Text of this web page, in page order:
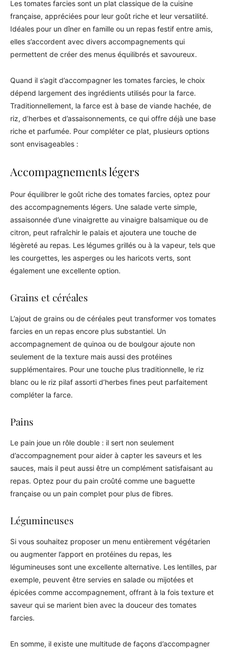
Les tomates farcies sont un plat classique de la cuisine
française, appréciées pour leur goût riche et leur versatilité.
Idéales pour un dîner en famille ou un repas festif entre amis,
elles s’accordent avec divers accompagnements qui
permettent de créer des menus équilibrés et savoureux.
Quand il s’agit d’accompagner les tomates farcies, le choix
dépend largement des ingrédients utilisés pour la farce.
Traditionnellement, la farce est à base de viande hachée, de
riz, d’herbes et d’assaisonnements, ce qui offre déjà une base
riche et parfumée. Pour compléter ce plat, plusieurs options
sont envisageables :
Accompagnements légers
Pour équilibrer le goût riche des tomates farcies, optez pour
des accompagnements légers. Une salade verte simple,
assaisonnée d’une vinaigrette au vinaigre balsamique ou de
citron, peut rafraîchir le palais et ajoutera une touche de
légèreté au repas. Les légumes grillés ou à la vapeur, tels que
les courgettes, les asperges ou les haricots verts, sont
également une excellente option.
Grains et céréales
L’ajout de grains ou de céréales peut transformer vos tomates
farcies en un repas encore plus substantiel. Un
accompagnement de quinoa ou de boulgour ajoute non
seulement de la texture mais aussi des protéines
supplémentaires. Pour une touche plus traditionnelle, le riz
blanc ou le riz pilaf assorti d’herbes fines peut parfaitement
compléter la farce.
Pains
Le pain joue un rôle double : il sert non seulement
d’accompagnement pour aider à capter les saveurs et les
sauces, mais il peut aussi être un complément satisfaisant au
repas. Optez pour du pain croûté comme une baguette
française ou un pain complet pour plus de fibres.
Légumineuses
Si vous souhaitez proposer un menu entièrement végétarien
ou augmenter l’apport en protéines du repas, les
légumineuses sont une excellente alternative. Les lentilles, par
exemple, peuvent être servies en salade ou mijotées et
épicées comme accompagnement, offrant à la fois texture et
saveur qui se marient bien avec la douceur des tomates
farcies.
En somme, il existe une multitude de façons d’accompagner